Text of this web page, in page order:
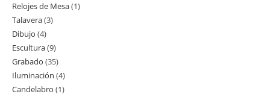
productos
Relojes de Mesa 11
Talavera 33
Dibujo 44
productos
Escultura 99
productos
Grabado 3535
productos
Iluminación 44
productos
Candelabro 11